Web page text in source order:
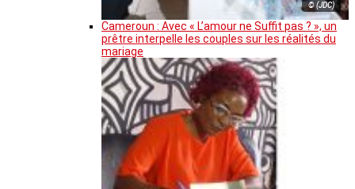
© (JDC)
Cameroun : Avec « L’amour ne Suffit pas ? », un
prêtre interpelle les couples sur les réalités du
mariage